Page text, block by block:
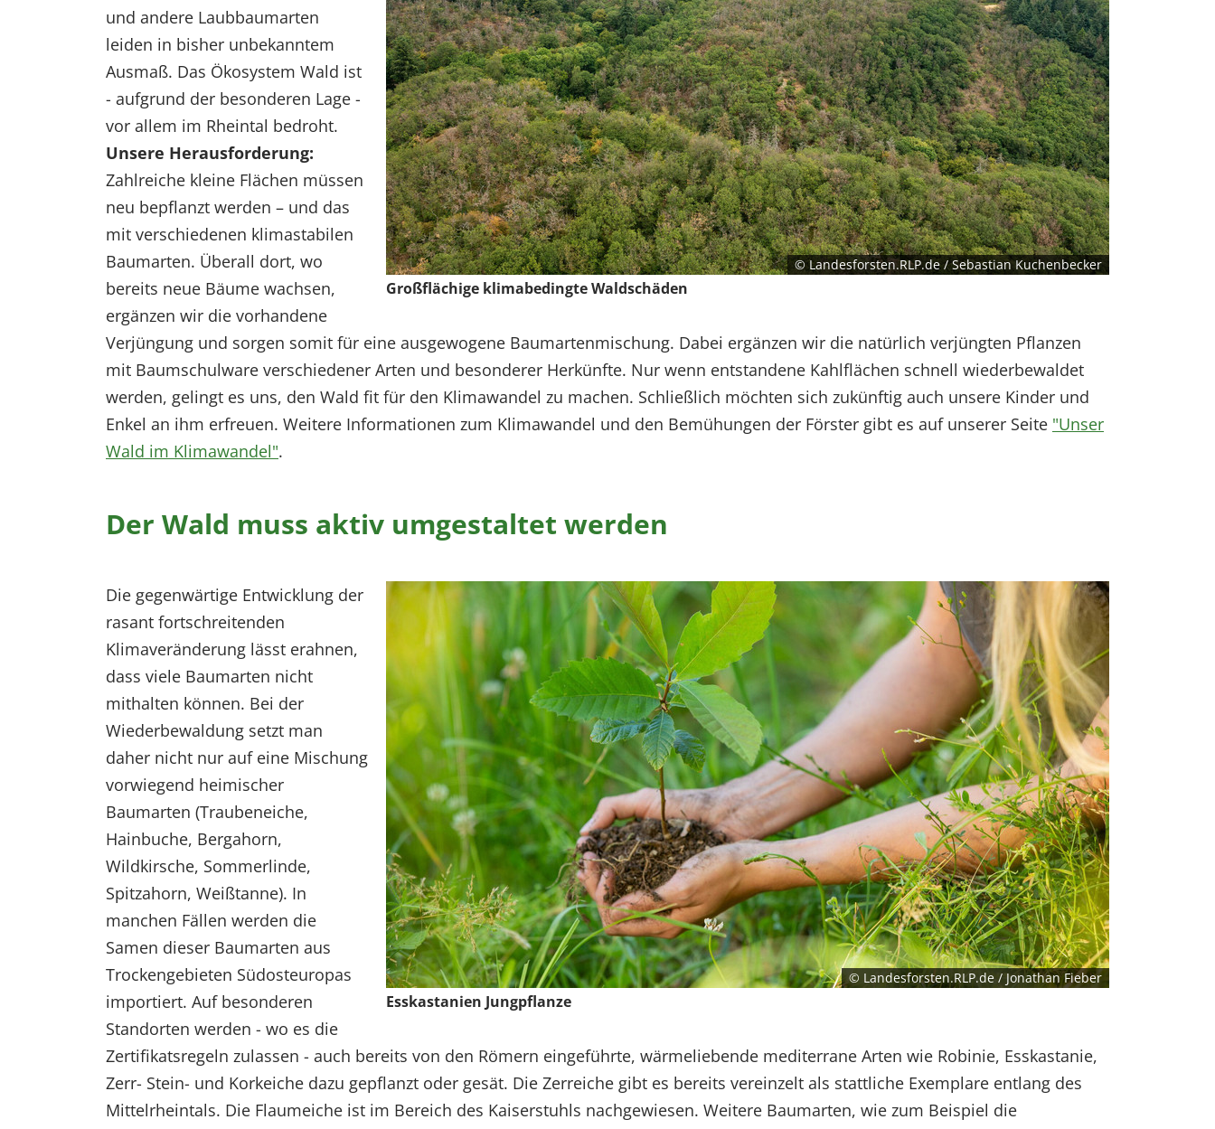
© Landesforsten.RLP.de / Sebastian Kuchenbecker
Großflächige klimabedingte Waldschäden
und andere Laubbaumarten
leiden in bisher unbekanntem
Ausmaß. Das Ökosystem Wald ist
- aufgrund der besonderen Lage -
vor allem im Rheintal bedroht.
Unsere Herausforderung:
Zahlreiche kleine Flächen müssen
neu bepflanzt werden – und das
mit verschiedenen klimastabilen
Baumarten. Überall dort, wo
bereits neue Bäume wachsen,
ergänzen wir die vorhandene
Verjüngung und sorgen somit für eine ausgewogene Baumartenmischung. Dabei ergänzen wir die natürlich verjüngten Pflanzen
mit Baumschulware verschiedener Arten und besonderer Herkünfte. Nur wenn entstandene Kahlflächen schnell wiederbewaldet
werden, gelingt es uns, den Wald fit für den Klimawandel zu machen. Schließlich möchten sich zukünftig auch unsere Kinder und
Enkel an ihm erfreuen. Weitere Informationen zum Klimawandel und den Bemühungen der Förster gibt es auf unserer Seite "Unser
Wald im Klimawandel".
Der Wald muss aktiv umgestaltet werden
© Landesforsten.RLP.de / Jonathan Fieber
Esskastanien Jungpflanze
Die gegenwärtige Entwicklung der
rasant fortschreitenden
Klimaveränderung lässt erahnen,
dass viele Baumarten nicht
mithalten können. Bei der
Wiederbewaldung setzt man
daher nicht nur auf eine Mischung
vorwiegend heimischer
Baumarten (Traubeneiche,
Hainbuche, Bergahorn,
Wildkirsche, Sommerlinde,
Spitzahorn, Weißtanne). In
manchen Fällen werden die
Samen dieser Baumarten aus
Trockengebieten Südosteuropas
importiert. Auf besonderen
Standorten werden - wo es die
Zertifikatsregeln zulassen - auch bereits von den Römern eingeführte, wärmeliebende mediterrane Arten wie Robinie, Esskastanie,
Zerr- Stein- und Korkeiche dazu gepflanzt oder gesät. Die Zerreiche gibt es bereits vereinzelt als stattliche Exemplare entlang des
Mittelrheintals. Die Flaumeiche ist im Bereich des Kaiserstuhls nachgewiesen. Weitere Baumarten, wie zum Beispiel die